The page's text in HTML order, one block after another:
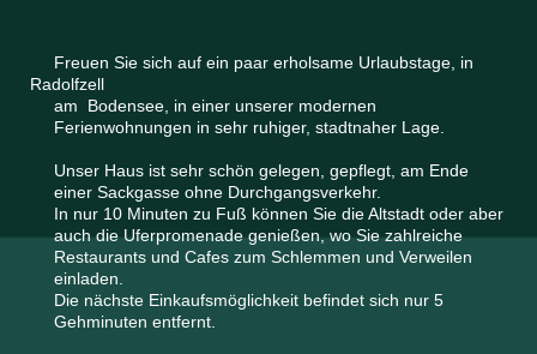
Freuen Sie sich auf ein paar erholsame Urlaubstage, in
Radolfzell
am Bodensee, in einer unserer modernen
Ferienwohnungen in sehr ruhiger, stadtnaher Lage.
Unser Haus ist sehr schön gelegen, gepflegt, am Ende
einer Sackgasse ohne Durchgangsverkehr.
In nur 10 Minuten zu Fuß können Sie die Altstadt oder aber
auch die Uferpromenade genießen, wo Sie zahlreiche
Restaurants und Cafes zum Schlemmen und Verweilen
einladen.
Die nächste Einkaufsmöglichkeit befindet sich nur 5
Gehminuten entfernt.